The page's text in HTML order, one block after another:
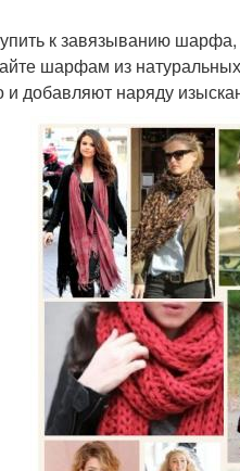
к завязыванию
шарфам из
и добавляют наряду